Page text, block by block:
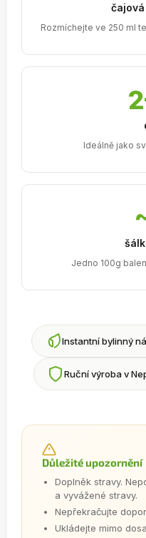
Rozmíchejte ve 250 ml
Ideálně jako
Jedno 100g
Instantní bylinný
Ruční výroba v
Důležité upozornění
Doplněk stravy.
a vyvážené stravy.
Nepřekračujte
Ukládejte mimo